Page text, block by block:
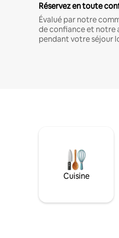
Réservez en toute
Évalué par notre
de confiance et notre
pendant votre séjour
Cuisine